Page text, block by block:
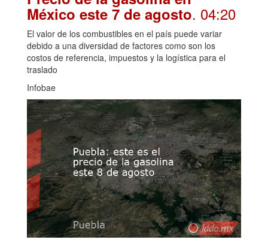
México este 7 de agosto. 04:20
El valor de los combustibles en el país puede variar
debido a una diversidad de factores como son los
costos de referencia, impuestos y la logística para el
traslado
Infobae